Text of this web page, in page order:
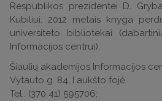
Respublikos prezidentei D.
Kubiliui. 2012 metais knyga
universiteto bibliotekai
Informacijos centrui).
Šiaulių akademijos Informacijos
Vytauto g. 84, I aukšto fojė
Tel.: (370 41) 595706;